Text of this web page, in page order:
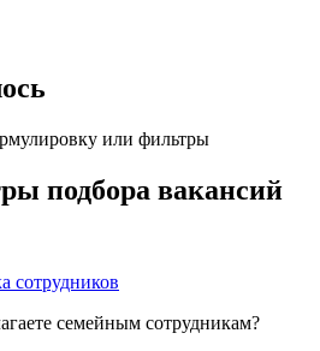
или фильтры
подбора вакансий
сотрудников
семейным сотрудникам?